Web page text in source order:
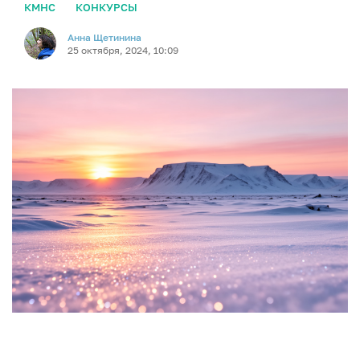
КМНС
КОНКУРСЫ
Анна Щетинина
25 октября, 2024, 10:09